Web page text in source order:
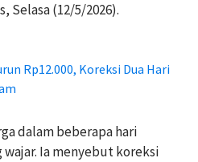
Selasa (12/5/2026).
Rp12.000, Koreksi Dua Hari
dalam beberapa hari
Ia menyebut koreksi